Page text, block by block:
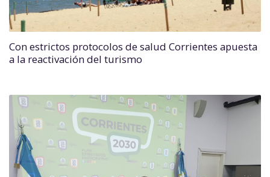
Con estrictos protocolos de salud Corrientes apuesta
a la reactivación del turismo